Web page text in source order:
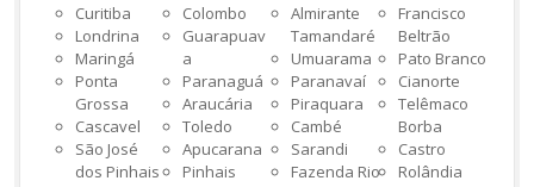
Curitiba
Londrina
Maringá
Ponta
Grossa
Cascavel
São José
dos Pinhais
Colombo
Guarapuav
a
Paranaguá
Araucária
Toledo
Apucarana
Pinhais
Almirante
Tamandaré
Umuarama
Paranavaí
Piraquara
Cambé
Sarandi
Fazenda Rio
Francisco
Beltrão
Pato Branco
Cianorte
Telêmaco
Borba
Castro
Rolândia